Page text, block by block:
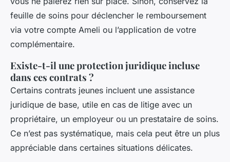
feuille de soins pour déclencher le remboursement
via votre compte Ameli ou l’application de votre
complémentaire.
Existe-t-il une protection juridique incluse
dans ces contrats ?
Certains contrats jeunes incluent une assistance
juridique de base, utile en cas de litige avec un
propriétaire, un employeur ou un prestataire de soins.
Ce n’est pas systématique, mais cela peut être un plus
appréciable dans certaines situations délicates.